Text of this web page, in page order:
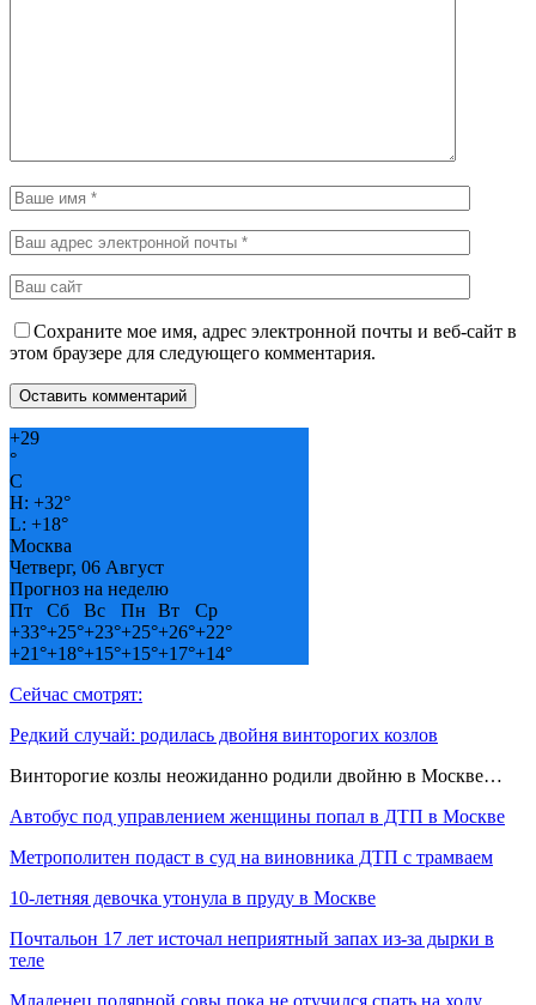
Сохраните мое имя, адрес электронной почты и веб-сайт в
этом браузере для следующего комментария.
+29
°
C
H: +32°
L: +18°
Москва
Четверг, 06 Август
Прогноз на неделю
Пт
Сб Вс Пн Вт
Ср
+33°+25°+23°+25°+26°+22°
+21°+18°+15°+15°+17°+14°
Сейчас смотрят:
Редкий случай: родилась двойня винторогих козлов
Винторогие козлы неожиданно родили двойню в Москве…
Автобус под управлением женщины попал в ДТП в Москве
Метрополитен подаст в суд на виновника ДТП с трамваем
10-летняя девочка утонула в пруду в Москве
Почтальон 17 лет источал неприятный запах из-за дырки в
теле
Младенец полярной совы пока не отучился спать на ходу